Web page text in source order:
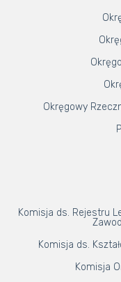
Okręgowy
Komisja ds. Rejestru
Komisja ds.
Komisja